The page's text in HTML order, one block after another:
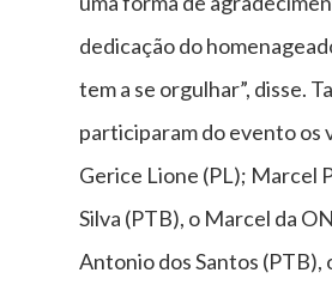
dedicação do
tem a se orgulhar”, disse.
participaram do evento os
Gerice Lione (PL); Marcel
Silva (PTB), o Marcel da
Antonio dos Santos (PTB),